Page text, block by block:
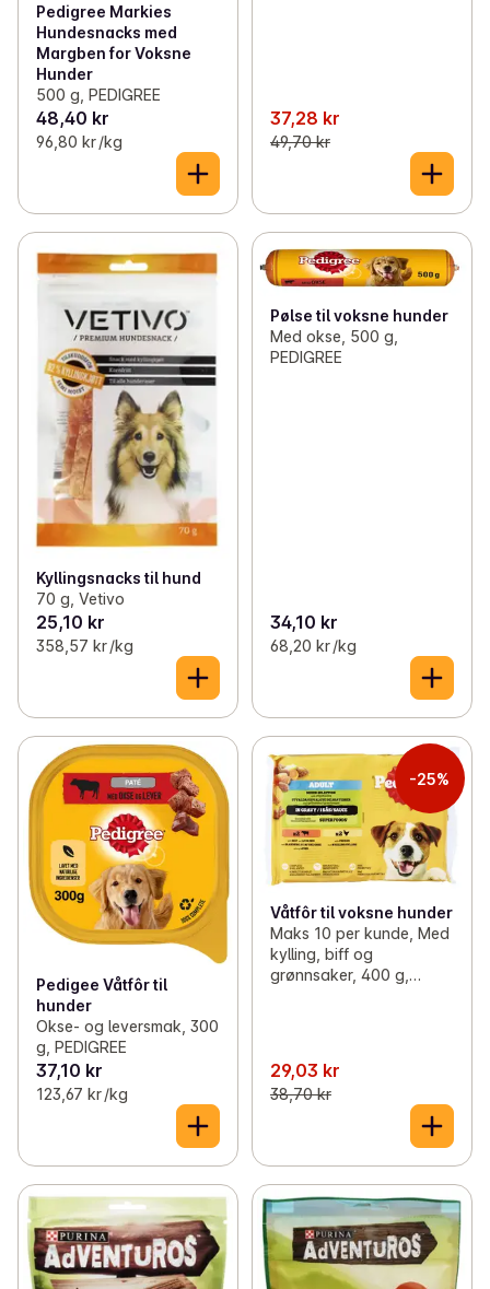
Pedigree Markies
Hundesnacks med
Margben for Voksne
Hunder
500 g, PEDIGREE
48,40 kr
96,80 kr /kg
37,28 kr
49,70 kr
Kyllingsnacks til hund
70 g, Vetivo
25,10 kr
358,57 kr /kg
Pølse til voksne hunder
Med okse, 500 g,
PEDIGREE
34,10 kr
68,20 kr /kg
Pedigee Våtfôr til
hunder
Okse- og leversmak, 300
g, PEDIGREE
37,10 kr
123,67 kr /kg
-25%
Våtfôr til voksne hunder
Maks 10 per kunde, Med
kylling, biff og
grønnsaker, 400 g,
29,03 kr
38,70 kr